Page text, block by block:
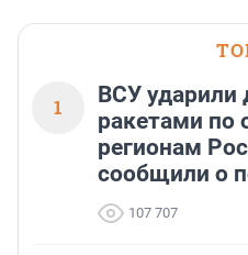
1
ВСУ ударили
ракетами по
регионам
сообщили о
107 707